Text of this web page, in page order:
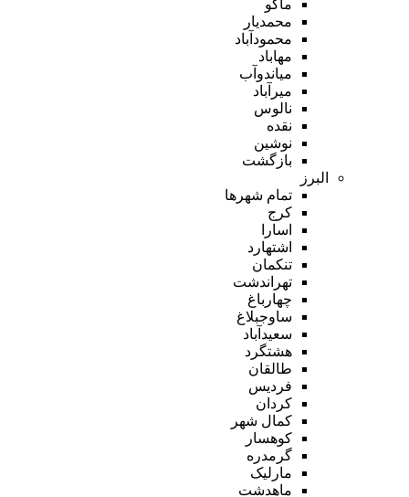
ماکو
محمدیار
محمودآباد
مهاباد
میاندوآب
میرآباد
نالوس
نقده
نوشین
بازگشت
البرز
تمام شهر‌ها
کرج
اسارا
اشتهارد
تنکمان
تهراندشت
چهارباغ
ساوجبلاغ
سعیدآباد
هشتگرد
طالقان
فردیس
کردان
کمال شهر
کوهسار
گرمدره
مارلیک
ماهدشت